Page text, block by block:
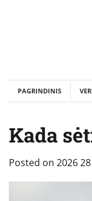
PAGRINDINIS
Kada
Posted on 2026